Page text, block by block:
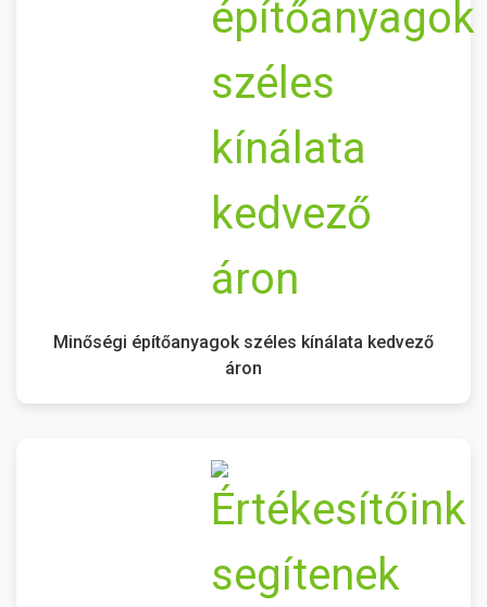
Minőségi építőanyagok széles kínálata kedvező
áron